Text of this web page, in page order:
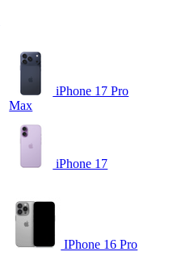
iPhone 17 Pro
Max
iPhone 17
IPhone 16 Pro